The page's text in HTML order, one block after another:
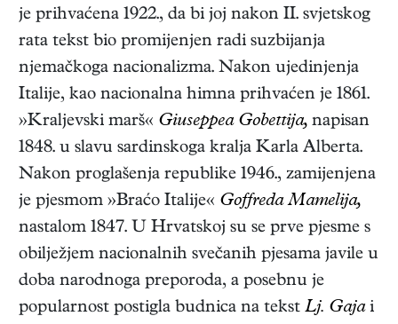
je prihvaćena 1922., da bi joj nakon II. svjetskog
rata tekst bio promijenjen radi suzbijanja
njemačkoga nacionalizma. Nakon ujedinjenja
Italije, kao nacionalna himna prihvaćen je 1861.
»Kraljevski marš« Giuseppea Gobettija, napisan
1848. u slavu sardinskoga kralja Karla Alberta.
Nakon proglašenja republike 1946., zamijenjena
je pjesmom »Braćo Italije« Goffreda Mamelija,
nastalom 1847. U Hrvatskoj su se prve pjesme s
obilježjem nacionalnih svečanih pjesama javile u
doba narodnoga preporoda, a posebnu je
popularnost postigla budnica na tekst Lj. Gajai